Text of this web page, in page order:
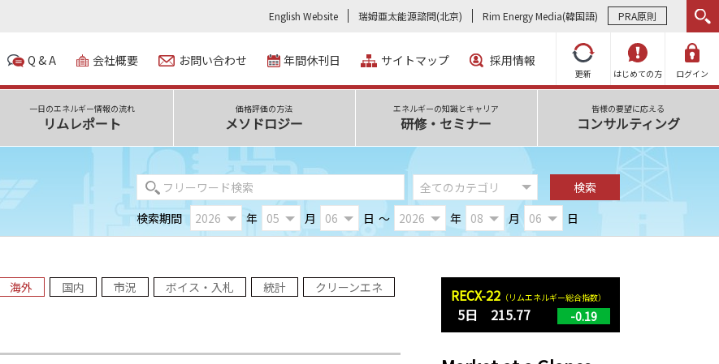
English Website 瑞姆亜太能源諮問(北京) Rim Energy Media(韓国語) PRA原則
更新 はじめての方 ログイン
Q & A 会社概要 お問い合わせ 年間休刊日 サイトマップ 採用情報
一日のエネルギー情報の流れ
リムレポート
価格評価の方法
メソドロジー
エネルギーの知識とキャリア
研修・セミナー
皆様の要望に応える
コンサルティング
検索期間 年 月 日 ～ 年 月 日
海外 国内 市況 ボイス・入札 統計 クリーンエネ RECX-22 （リムエネルギー総合指数）
5日 215.77 -0.19